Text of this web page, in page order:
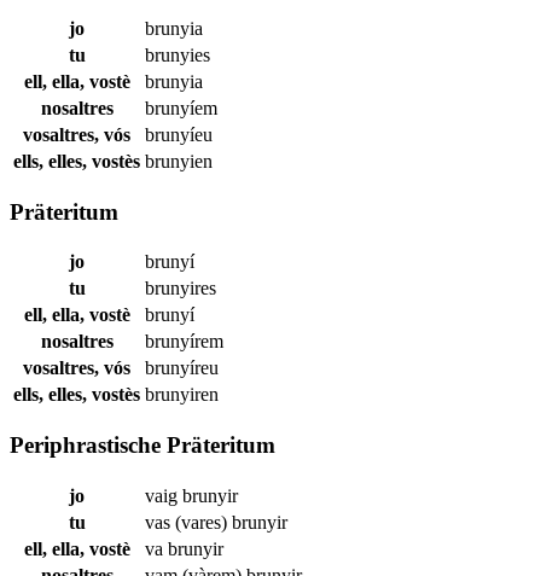
jo
brunyia
tu
brunyies
ell, ella, vostè
brunyia
nosaltres
brunyíem
vosaltres, vós
brunyíeu
ells, elles, vostès brunyien
Präteritum
jo
brunyí
tu
brunyires
ell, ella, vostè
brunyí
nosaltres
brunyírem
vosaltres, vós
brunyíreu
ells, elles, vostès brunyiren
Periphrastische Präteritum
jo vaig brunyir
tu
vas (vares) brunyir
ell, ella, vostè
va brunyir